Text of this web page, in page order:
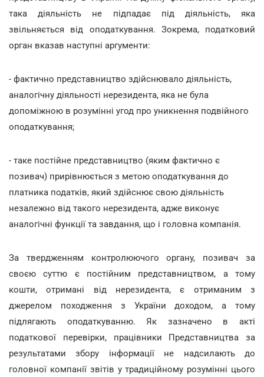
така діяльність не підпадає під діяльність, яка
звільняється від оподаткування. Зокрема, податковий
орган вказав наступні аргументи:
- фактично представництво здійснювало діяльність,
аналогічну діяльності нерезидента, яка не була
допоміжною в розумінні угод про уникнення подвійного
оподаткування;
- таке постійне представництво (яким фактично є
позивач) прирівнюється з метою оподаткування до
платника податків, який здійснює свою діяльність
незалежно від такого нерезидента, адже виконує
аналогічні функції та завдання, що і головна компанія.
За твердженням контролюючого органу, позивач за
своєю суттю є постійним представництвом, а тому
кошти, отримані від нерезидента, є отриманим з
джерелом походження з України доходом, а тому
підлягають оподаткуванню. Як зазначено в акті
податкової перевірки, працівники Представництва за
результатами збору інформації не надсилають до
головної компанії звітів у традиційному розумінні цього